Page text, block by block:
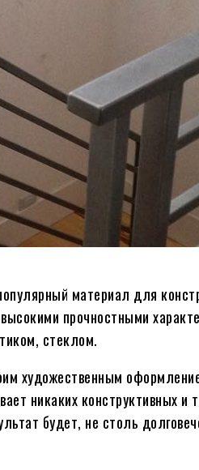
материал для
прочностными
стеклом.
художественным
никаких конструктивных и
будет, не столь